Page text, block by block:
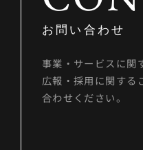
お問い合わせ
事業・サービスに関
広報・採用に関する
合わせください。